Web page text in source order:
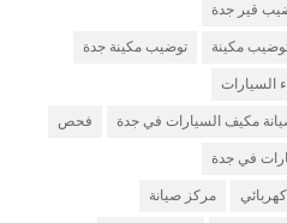
قير جدة
مكينة توضيب مكينة جدة
السيارات
مكيف السيارات في جدة فحص
في جدة
كهربائي مركز صيانة